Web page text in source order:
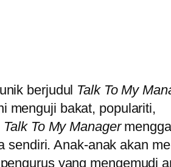
berjudul Talk To My
menguji bakat, populariti,
Talk To My Manager
sendiri. Anak-anak akan
yang mengemudi